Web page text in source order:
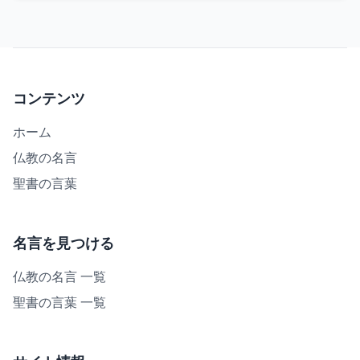
コンテンツ
ホーム
仏教の名言
聖書の言葉
名言を見つける
仏教の名言 一覧
聖書の言葉 一覧